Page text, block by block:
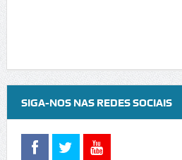
SIGA-NOS NAS REDES SOCIAIS